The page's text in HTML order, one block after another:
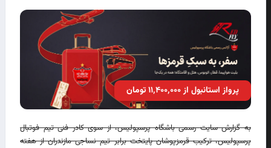
پرواز استانبول از ۱۱٬۴۰۰٬۰۰۰ تومان
به گزارش سایت رسمی باشگاه پرسپولیس، از سوی کادر فنی تیم فوتبال
پرسپولیس، ترکیب قرمزپوشان پایتخت برابر تیم نساجی مازندران از هفته